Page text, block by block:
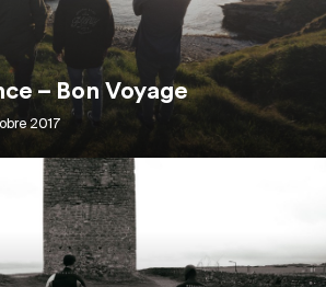
– Bon Voyage
2017